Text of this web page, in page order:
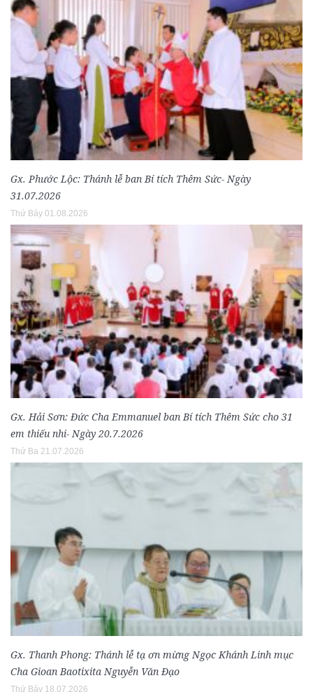
Gx. Phước Lộc: Thánh lễ ban Bí tích Thêm Sức- Ngày
31.07.2026
Thứ Bảy 01.08.2026
Gx. Hải Sơn: Đức Cha Emmanuel ban Bí tích Thêm Sức cho 31
em thiếu nhi- Ngày 20.7.2026
Thứ Ba 21.07.2026
Gx. Thanh Phong: Thánh lễ tạ ơn mừng Ngọc Khánh Linh mục
Cha Gioan Baotixita Nguyễn Văn Đạo
Thứ Bảy 18.07.2026